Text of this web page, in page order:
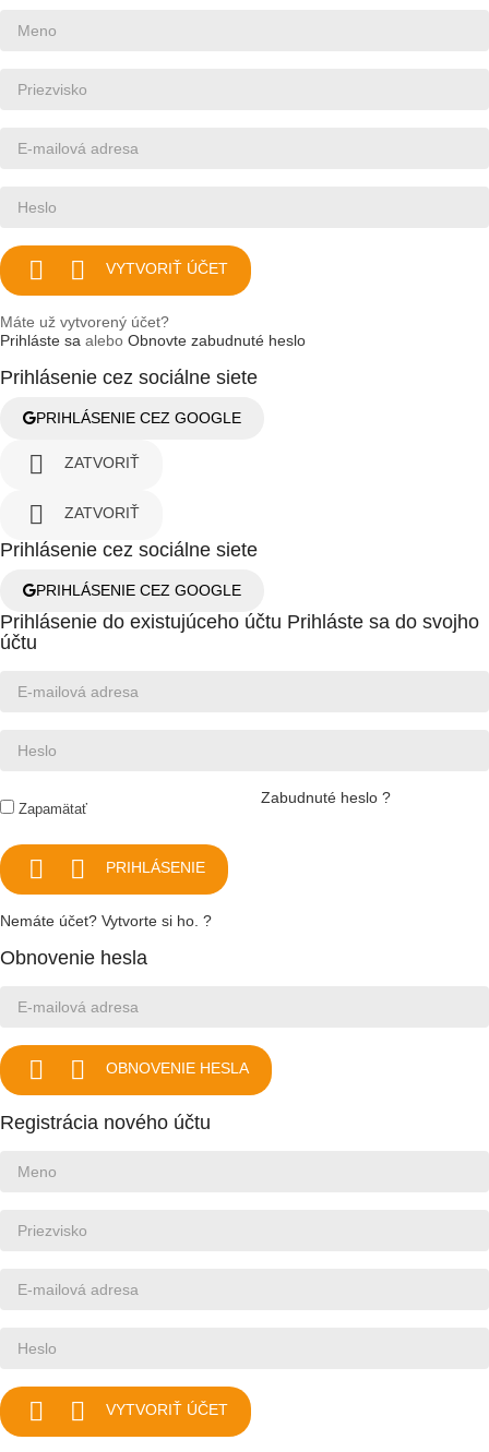
  VYTVORIŤ ÚČET
Máte už vytvorený účet?
Prihláste sa alebo Obnovte zabudnuté heslo
Prihlásenie cez sociálne siete
PRIHLÁSENIE CEZ GOOGLE
 ZATVORIŤ
 ZATVORIŤ
Prihlásenie cez sociálne siete
PRIHLÁSENIE CEZ GOOGLE
Prihlásenie do existujúceho účtu Prihláste sa do svojho
účtu
Zapamätať
Zabudnuté heslo ?
  PRIHLÁSENIE
Nemáte účet? Vytvorte si ho. ?
Obnovenie hesla
  OBNOVENIE HESLA
Registrácia nového účtu
  VYTVORIŤ ÚČET